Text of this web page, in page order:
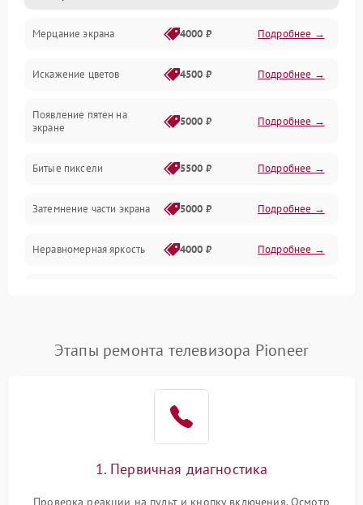
Подсветка и LED-модули
Звук и аудиосистема
Сигнал и приём каналов
Механические повреждения
Программное обеспечение
Сеть и подключения
Мерцание экрана 4000 ₽ Подробнее →
Искажение цветов 4500 ₽ Подробнее →
Появление пятен на
экране
5000 ₽ Подробнее →
Битые пиксели 5500 ₽ Подробнее →
Затемнение части экрана 5000 ₽ Подробнее →
Неравномерная яркость 4000 ₽ Подробнее →
Этапы ремонта телевизора Pioneer
1. Первичная диагностика
Проверка реакции на пульт и кнопку включения. Осмотр